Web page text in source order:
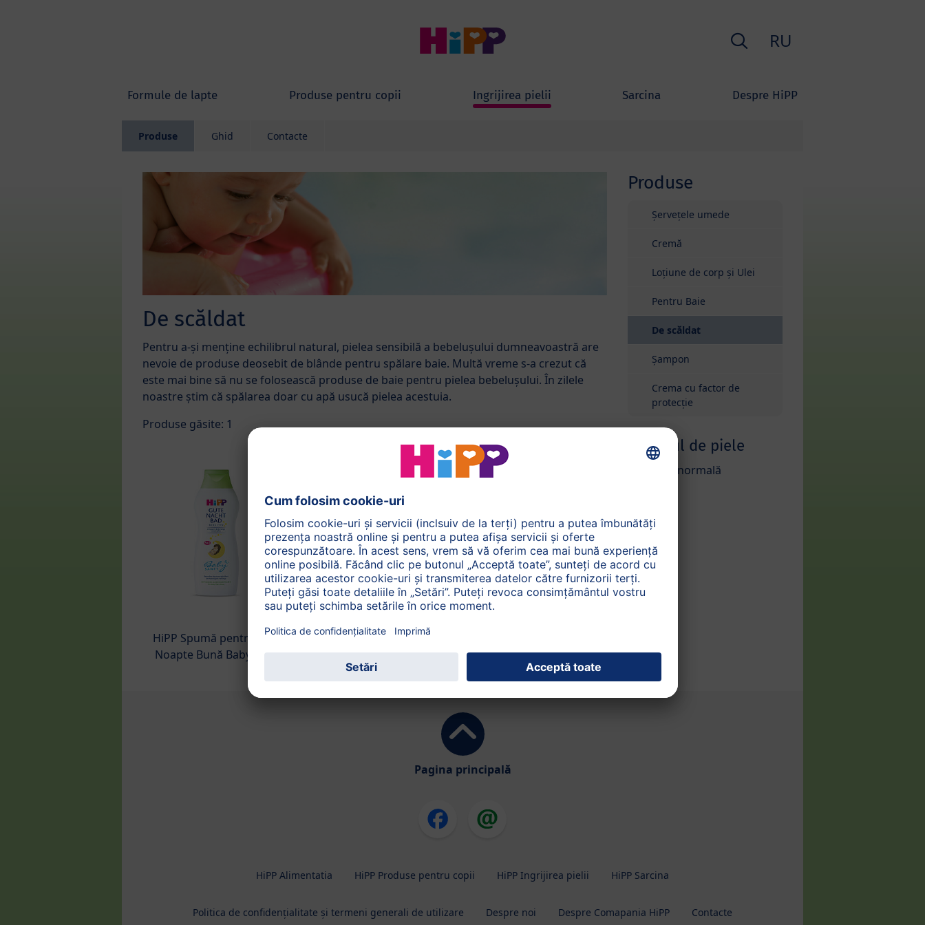
Formule de lapte Produse pentru copii Ingrijirea pielii Sarcina Despre HiPP
Căutare
RU
Produse Ghid Contacte
Sari la lista de produse
Produse
Șervețele umede
Cremă
Loțiune de corp și Ulei
Pentru Baie
De scăldat
Șampon
Crema cu factor de
protecție
Tipul de piele
Piele normală
De scăldat
Pentru a-și menține echilibrul natural, pielea sensibilă a bebelușului dumneavoastră are
nevoie de produse deosebit de blânde pentru spălare baie. Multă vreme s-a crezut că
este mai bine să nu se folosească produse de baie pentru pielea bebelușului. În zilele
noastre știm că spălarea doar cu apă usucă pielea acestuia.
Produse găsite: 1
HiPP Spumă pentru baie
Noapte Bună BabySanft
Pagina principală
HiPP Alimentatia HiPP Produse pentru copii HiPP Ingrijirea pielii HiPP Sarcina
Politica de confidențialitate și termeni generali de utilizare Despre noi Despre Comapania HiPP Contacte